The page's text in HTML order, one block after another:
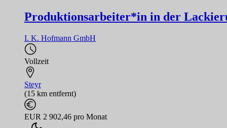
Produktionsarbeiter*in in der
I. K. Hofmann GmbH
Vollzeit
Steyr
(15 km entfernt)
EUR 2 902,46 pro Monat